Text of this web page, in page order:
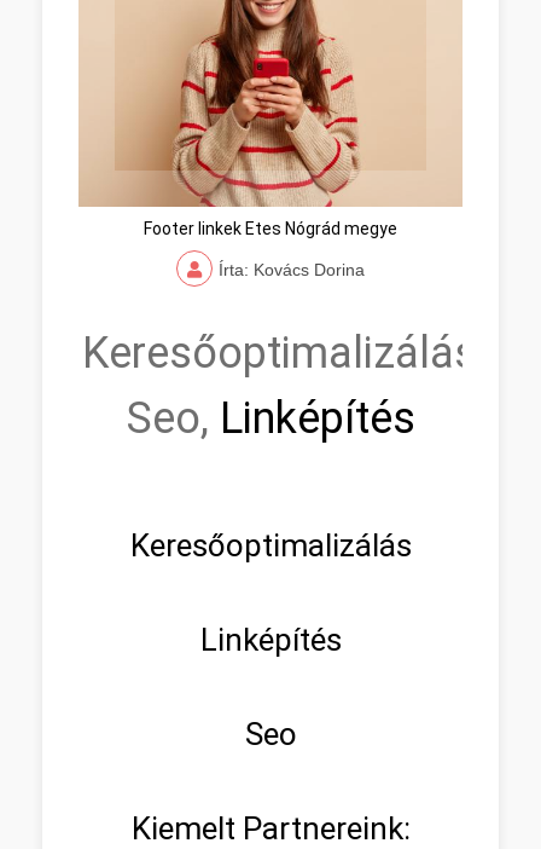
Footer linkek Etes Nógrád megye
Írta: Kovács Dorina
Keresőoptimalizálás,
Seo, Linképítés
Keresőoptimalizálás
Linképítés
Seo
Kiemelt Partnereink: